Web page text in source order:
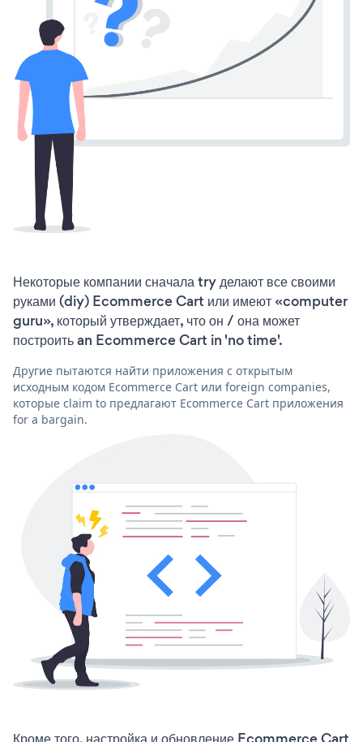
Некоторые компании сначала try делают все своими
руками (diy) Ecommerce Cart или имеют «computer
guru», который утверждает, что он / она может
построить an Ecommerce Cart in 'no time'.
Другие пытаются найти приложения с открытым
исходным кодом Ecommerce Cart или foreign companies,
которые claim to предлагают Ecommerce Cart приложения
for a bargain.